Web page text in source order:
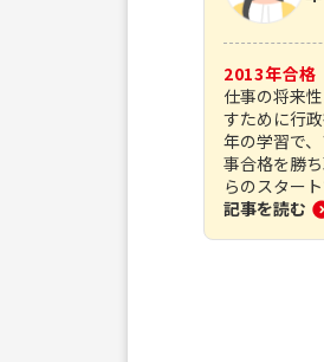
2013年合格
仕事の将来
すために行
年の学習で
事合格を勝
らのスター
記事を読む